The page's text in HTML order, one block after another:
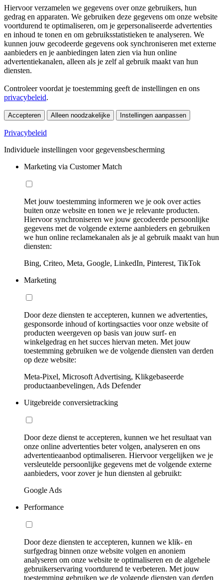
Hiervoor verzamelen we gegevens over onze gebruikers, hun
gedrag en apparaten. We gebruiken deze gegevens om onze website
voortdurend te optimaliseren, om je gepersonaliseerde advertenties
en inhoud te tonen en om gebruiksstatistieken te analyseren. We
kunnen jouw gecodeerde gegevens ook synchroniseren met externe
aanbieders en je aanbiedingen laten zien via hun online
advertentiekanalen, alleen als je zelf al gebruik maakt van hun
diensten.
Controleer voordat je toestemming geeft de instellingen en ons
privacybeleid.
Accepteren Alleen noodzakelijke Instellingen aanpassen
Privacybeleid
Individuele instellingen voor gegevensbescherming
Marketing via Customer Match
Met jouw toestemming informeren we je ook over acties
buiten onze website en tonen we je relevante producten.
Hiervoor synchroniseren we jouw gecodeerde persoonlijke
gegevens met de volgende externe aanbieders en gebruiken
we hun online reclamekanalen als je al gebruik maakt van hun
diensten:
Bing, Criteo, Meta, Google, LinkedIn, Pinterest, TikTok
Marketing
Door deze diensten te accepteren, kunnen we advertenties,
gesponsorde inhoud of kortingsacties voor onze website of
producten weergeven op basis van jouw surf- en
winkelgedrag en het succes hiervan meten. Met jouw
toestemming gebruiken we de volgende diensten van derden
op deze website:
Meta-Pixel, Microsoft Advertising, Klikgebaseerde
productaanbevelingen, Ads Defender
Uitgebreide conversietracking
Door deze dienst te accepteren, kunnen we het resultaat van
onze online advertenties beter volgen, analyseren en ons
advertentieaanbod optimaliseren. Hiervoor vergelijken we je
versleutelde persoonlijke gegevens met de volgende externe
aanbieders, voor zover je hun diensten al gebruikt:
Google Ads
Performance
Door deze diensten te accepteren, kunnen we klik- en
surfgedrag binnen onze website volgen en anoniem
analyseren om onze website te optimaliseren en de algehele
gebruikerservaring voortdurend te verbeteren. Met jouw
toestemming gebruiken we de volgende diensten van derden